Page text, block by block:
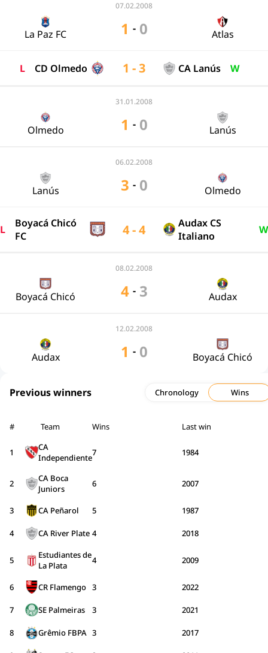
07.02.2008
La Paz FC 1 - 0 Atlas
L CD Olmedo 1 - 3 CA Lanús W
31.01.2008
Olmedo 1 - 0 Lanús
06.02.2008
Lanús 3 - 0 Olmedo
L
Boyacá Chicó
FC
4 - 4
Audax CS
Italiano
W
08.02.2008
Boyacá Chicó 4 - 3 Audax
12.02.2008
Audax 1 - 0 Boyacá Chicó
Previous winners Chronology Wins
# Team Wins Last win
1
CA
Independiente7 1984
2
CA Boca
Juniors
6 2007
3 CA Peñarol 5 1987
4 CA River Plate 4 2018
5
Estudiantes de
La Plata
4 2009
6 CR Flamengo 3 2022
7 SE Palmeiras 3 2021
8 Grêmio FBPA 3 2017